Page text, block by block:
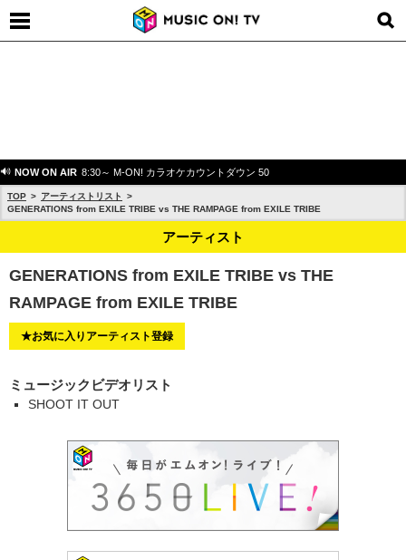
NOW ON AIR 8:30～ M-ON! カラオケカウントダウン 50
TOP
アーティストリスト
GENERATIONS from EXILE TRIBE vs THE RAMPAGE from EXILE TRIBE
アーティスト
GENERATIONS from EXILE TRIBE vs THE
RAMPAGE from EXILE TRIBE
★お気に入りアーティスト登録
ミュージックビデオリスト
SHOOT IT OUT